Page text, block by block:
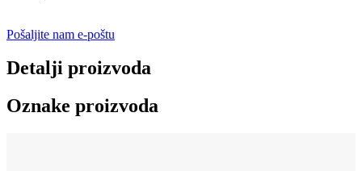
Pošaljite nam e-poštu
Detalji proizvoda
Oznake proizvoda